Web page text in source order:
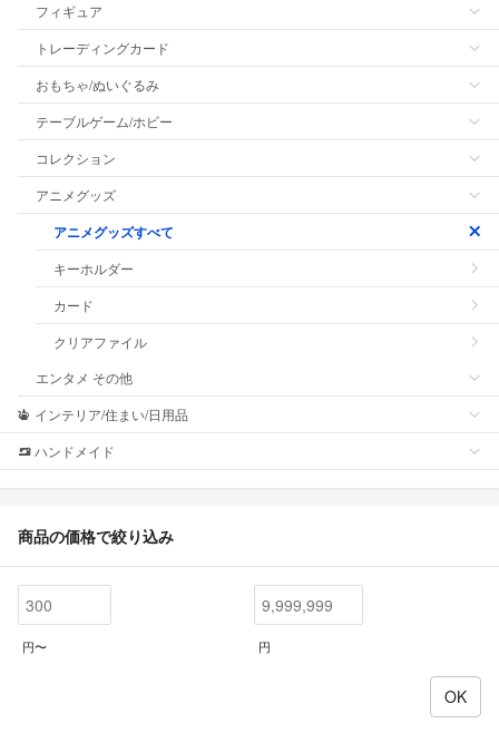
フィギュア
トレーディングカード
おもちゃ/ぬいぐるみ
テーブルゲーム/ホビー
コレクション
アニメグッズ
アニメグッズすべて
キーホルダー
カード
クリアファイル
エンタメ その他
インテリア/住まい/日用品
ハンドメイド
商品の価格で絞り込み
円〜 円